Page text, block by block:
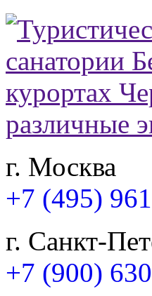
г. Москва
+7 (495)
г. Санкт-
+7 (900)